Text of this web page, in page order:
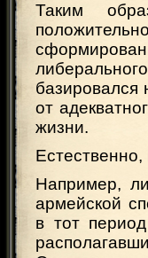
Таким
базировался
от
жизни.
Например,
армейской
в тот